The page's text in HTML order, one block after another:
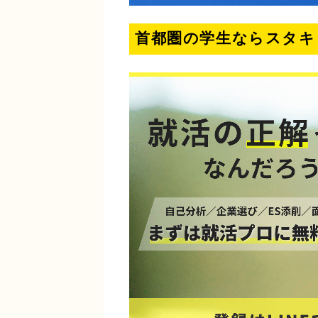
首都圏の学生ならスタ